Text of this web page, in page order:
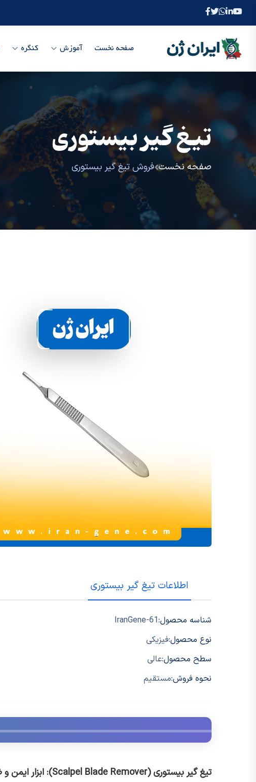
صفحه نخست آموزش کنگره
تیغ گیر بیستوری
صفحه نخست فروش تیغ گیر بیستوری
اطلاعات تیغ گیر بیستوری
شناسه محصول:IranGene-61
نوع محصول:فیزیکی
سطح محصول:عالی
نحوه فروش:مستقیم
تیغ گیر بیستوری (Scalpel Blade Remover): ابزار ایمن و ضروری برای جداسازی و دفع تیغ های جراحی